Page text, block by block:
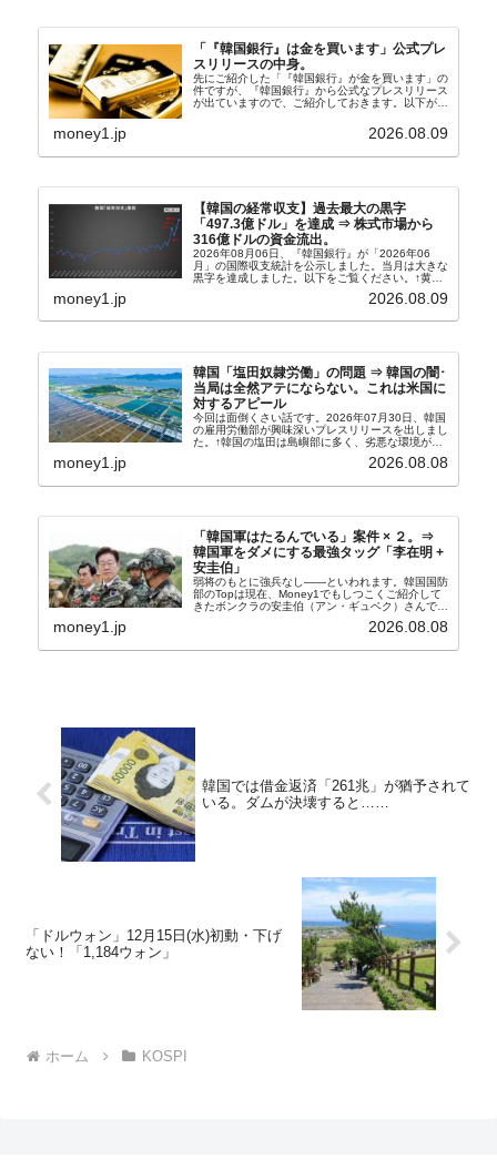
「『韓国銀行』は金を買います」公式プレ
スリリースの中身。
先にご紹介した「『韓国銀行』が金を買います」の
件ですが、『韓国銀行』から公式なプレスリリース
が出ていますので、ご紹介しておきます。以下が全
れ協力体制を構築□『韓国銀行』は、国内生産金の
money1.jp 2026.08.09
【韓国の経常収支】過去最大の黒字
「497.3億ドル」を達成 ⇒ 株式市場から
316億ドルの資金流出。
2026年08月06日、『韓国銀行』が「2026年06
月」の国際収支統計を公示しました。当月は大きな
黒字を達成しました。以下をご覧ください。↑黄色
の経常収支です。2026年06月貿易収支：4...
money1.jp 2026.08.09
韓国「塩田奴隷労働」の問題 ⇒ 韓国の闇･
当局は全然アテにならない。これは米国に
対するアピール
今回は面倒くさい話です。2026年07月30日、韓国
の雇用労働部が興味深いプレスリリースを出しまし
た。↑韓国の塩田は島嶼部に多く、劣悪な環境が一
たといわれます（後述）。これは、いわゆる「塩田
money1.jp 2026.08.08
「韓国軍はたるんでいる」案件 × ２。⇒
韓国軍をダメにする最強タッグ「李在明 +
安圭伯」
弱将のもとに強兵なし――といわれます。韓国国防
部のTopは現在、Money1でもしつこくご紹介して
きたボンクラの安圭伯（アン・ギュベク）さんで
す。↑経済的無知蒙昧な李在明（イ・ジェミョン）
さんと「韓国初の文官上がり」の国防部長官安圭伯
money1.jp 2026.08.08
韓国では借金返済「261兆」が猶予されて
いる。ダムが決壊すると……
「ドルウォン」12月15日(水)初動・下げ
ない！「1,184ウォン」
ホーム KOSPI